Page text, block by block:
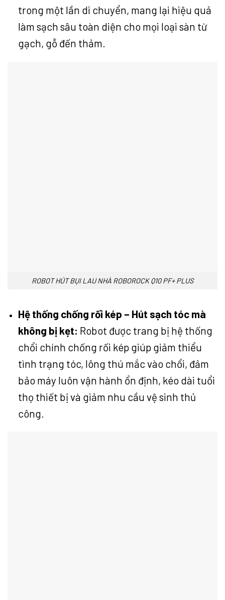
trong một lần di chuyển, mang lại hiệu quả
làm sạch sâu toàn diện cho mọi loại sàn từ
gạch, gỗ đến thảm.
ROBOT HÚT BỤI LAU NHÀ ROBOROCK Q10 PF+ PLUS
Hệ thống chống rối kép – Hút sạch tóc mà
không bị kẹt: Robot được trang bị hệ thống
chổi chính chống rối kép giúp giảm thiểu
tình trạng tóc, lông thú mắc vào chổi, đảm
bảo máy luôn vận hành ổn định, kéo dài tuổi
thọ thiết bị và giảm nhu cầu vệ sinh thủ
công.